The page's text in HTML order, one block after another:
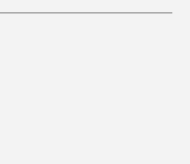
ので、女性にも。身長160cm
ゆったり着られるサイズ感